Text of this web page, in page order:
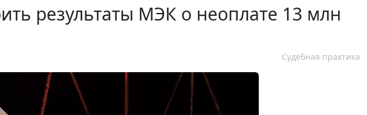
результаты МЭК о неоплате 13 млн
Судебная практика